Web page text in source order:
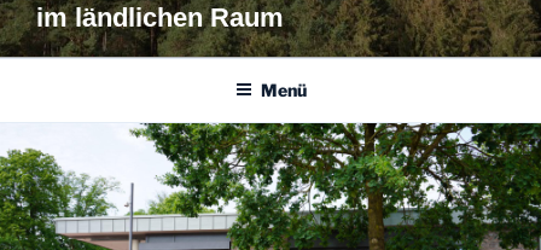
im ländlichen Raum
Menü